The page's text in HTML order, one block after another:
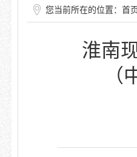
您当前所在的位置： 首页
淮南